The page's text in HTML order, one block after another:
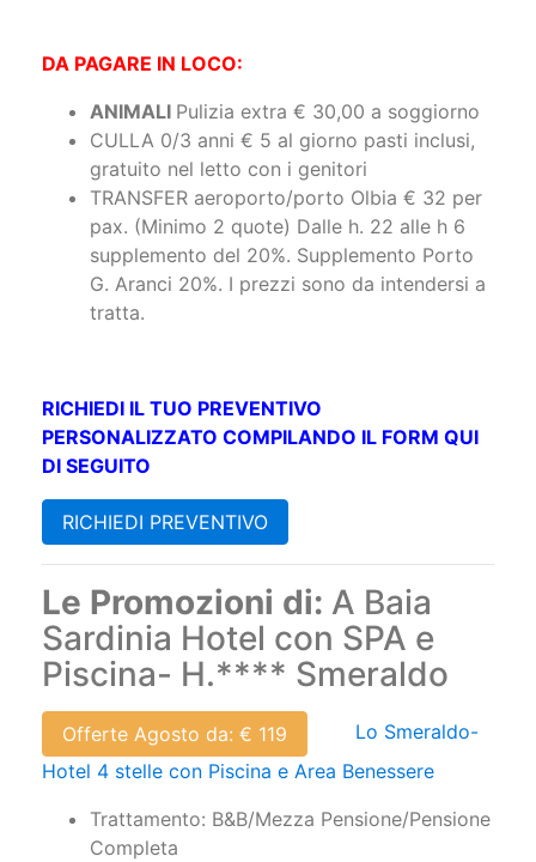
DA PAGARE IN LOCO:
ANIMALI Pulizia extra € 30,00 a soggiorno
CULLA 0/3 anni € 5 al giorno pasti inclusi,
gratuito nel letto con i genitori
TRANSFER aeroporto/porto Olbia € 32 per
pax. (Minimo 2 quote) Dalle h. 22 alle h 6
supplemento del 20%. Supplemento Porto
G. Aranci 20%. I prezzi sono da intendersi a
tratta.
RICHIEDI IL TUO PREVENTIVO
PERSONALIZZATO COMPILANDO IL FORM QUI
DI SEGUITO
RICHIEDI PREVENTIVO
Le Promozioni di: A Baia
Sardinia Hotel con SPA e
Piscina- H.**** Smeraldo
Offerte Agosto da: € 119
Lo Smeraldo-
Hotel 4 stelle con Piscina e Area Benessere
Trattamento: B&B/Mezza Pensione/Pensione
Completa